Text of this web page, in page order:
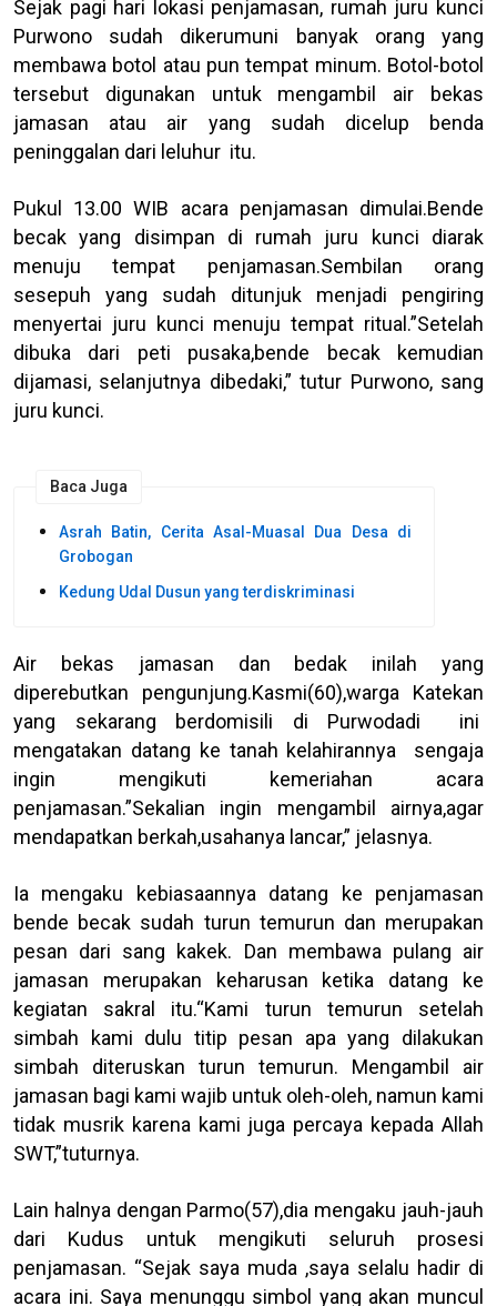
Sejak pagi hari lokasi penjamasan, rumah juru kunci
Purwono sudah dikerumuni banyak orang yang
membawa botol atau pun tempat minum. Botol-botol
tersebut digunakan untuk mengambil air bekas
jamasan atau air yang sudah dicelup benda
peninggalan dari leluhur itu.
Pukul 13.00 WIB acara penjamasan dimulai.Bende
becak yang disimpan di rumah juru kunci diarak
menuju tempat penjamasan.Sembilan orang
sesepuh yang sudah ditunjuk menjadi pengiring
menyertai juru kunci menuju tempat ritual.”Setelah
dibuka dari peti pusaka,bende becak kemudian
dijamasi, selanjutnya dibedaki,” tutur Purwono, sang
juru kunci.
Baca Juga
Asrah Batin, Cerita Asal-Muasal Dua Desa di
Grobogan
Kedung Udal Dusun yang terdiskriminasi
Air bekas jamasan dan bedak inilah yang
diperebutkan pengunjung.Kasmi(60),warga Katekan
yang sekarang berdomisili di Purwodadi ini
mengatakan datang ke tanah kelahirannya sengaja
ingin mengikuti kemeriahan acara
penjamasan.”Sekalian ingin mengambil airnya,agar
mendapatkan berkah,usahanya lancar,” jelasnya.
Ia mengaku kebiasaannya datang ke penjamasan
bende becak sudah turun temurun dan merupakan
pesan dari sang kakek. Dan membawa pulang air
jamasan merupakan keharusan ketika datang ke
kegiatan sakral itu.“Kami turun temurun setelah
simbah kami dulu titip pesan apa yang dilakukan
simbah diteruskan turun temurun. Mengambil air
jamasan bagi kami wajib untuk oleh-oleh, namun kami
tidak musrik karena kami juga percaya kepada Allah
SWT,”tuturnya.
Lain halnya dengan Parmo(57),dia mengaku jauh-jauh
dari Kudus untuk mengikuti seluruh prosesi
penjamasan. “Sejak saya muda ,saya selalu hadir di
acara ini. Saya menunggu simbol yang akan muncul